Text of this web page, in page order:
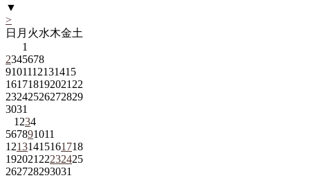
▼
>
日 月 火水木金土
1
2345678
9101112131415
161718192021 22
23242526272829
3031
1 234
567891011
12131415161718
192021 22232425
262728293031